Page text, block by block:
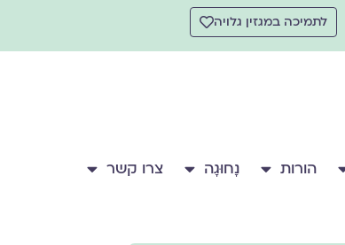
לתמיכה במגזין גלויה
הורות נָחוּגָה צרו קשר